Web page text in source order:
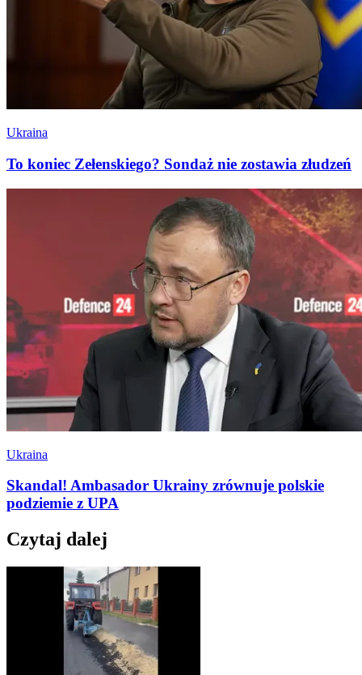
Ukraina
To koniec Zełenskiego? Sondaż nie zostawia złudzeń
Ukraina
Skandal! Ambasador Ukrainy zrównuje polskie
podziemie z UPA
Czytaj dalej